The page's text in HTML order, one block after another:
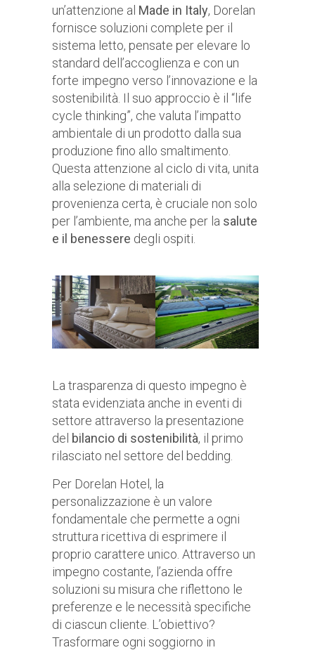
un’attenzione al Made in Italy, Dorelan
fornisce soluzioni complete per il
sistema letto, pensate per elevare lo
standard dell’accoglienza e con un
forte impegno verso l’innovazione e la
sostenibilità. Il suo approccio è il “life
cycle thinking”, che valuta l’impatto
ambientale di un prodotto dalla sua
produzione fino allo smaltimento.
Questa attenzione al ciclo di vita, unita
alla selezione di materiali di
provenienza certa, è cruciale non solo
per l’ambiente, ma anche per la salute
e il benessere degli ospiti.
La trasparenza di questo impegno è
stata evidenziata anche in eventi di
settore attraverso la presentazione
del bilancio di sostenibilità, il primo
rilasciato nel settore del bedding.
Per Dorelan Hotel, la
personalizzazione è un valore
fondamentale che permette a ogni
struttura ricettiva di esprimere il
proprio carattere unico. Attraverso un
impegno costante, l’azienda offre
soluzioni su misura che riflettono le
preferenze e le necessità specifiche
di ciascun cliente. L’obiettivo?
Trasformare ogni soggiorno in